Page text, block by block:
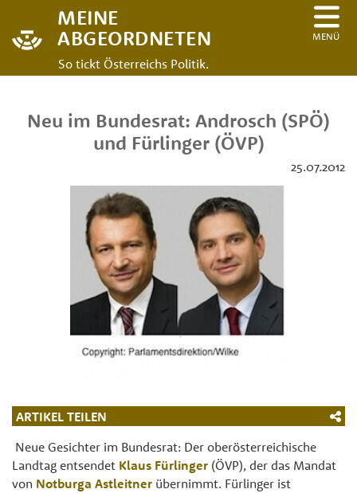
MEINE
ABGEORDNETEN
So tickt Österreichs Politik.
MENÜ
25.07.2012
Neu im Bundesrat: Androsch (SPÖ)
und Fürlinger (ÖVP)
ARTIKEL TEILEN
Neue Gesichter im Bundesrat: Der oberösterreichische
Landtag entsendet Klaus Fürlinger (ÖVP), der das Mandat
von Notburga Astleitner übernimmt. Fürlinger ist